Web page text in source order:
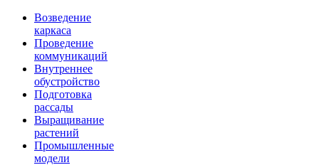
Возведение
каркаса
Проведение
коммуникаций
Внутреннее
обустройство
Подготовка
рассады
Выращивание
растений
Промышленные
модели